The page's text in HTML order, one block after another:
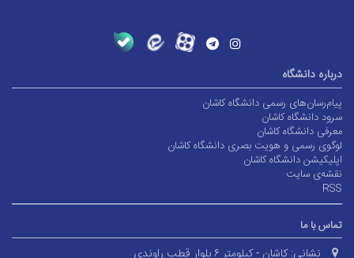
درباره دانشگاه
پیام‌رسان‌های رسمی دانشگاه کاشان
سرود دانشگاه کاشان
معرفی دانشگاه کاشان
لوگوی رسمی و هویت بصری دانشگاه کاشان
اپلیکیشن دانشگاه کاشان
نقشه‌ی سایت
RSS
تماس با ما
نشانی: کاشان - کیلومتر ۶ بلوار قطب راوندی